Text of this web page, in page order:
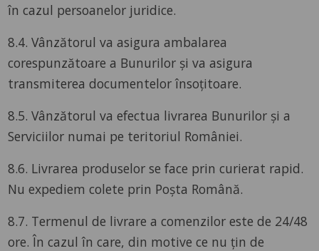
în cazul persoanelor juridice.
8.4. Vânzătorul va asigura ambalarea
corespunzătoare a Bunurilor și va asigura
transmiterea documentelor însoțitoare.
8.5. Vânzătorul va efectua livrarea Bunurilor și a
Serviciilor numai pe teritoriul României.
8.6. Livrarea produselor se face prin curierat rapid.
Nu expediem colete prin Poşta Română.
8.7. Termenul de livrare a comenzilor este de 24/48
ore. În cazul în care, din motive ce nu țin de